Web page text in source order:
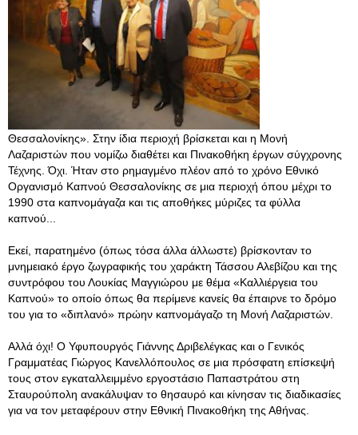
Θεσσαλονίκης». Στην ίδια περιοχή βρίσκεται και η Μονή
Λαζαριστών που νομίζω διαθέτει και Πινακοθήκη έργων σύγχρονης
Τέχνης. Όχι. Ήταν στο ρημαγμένο πλέον από το χρόνο Εθνικό
Οργανισμό Καπνού Θεσσαλονίκης σε μια περιοχή όπου μέχρι το
1990 στα καπνομάγαζα και τις αποθήκες μύριζες τα φύλλα
καπνού...
Εκεί, παρατημένο (όπως τόσα άλλα άλλωστε) βρίσκονταν το
μνημειακό έργο ζωγραφικής του χαράκτη Τάσσου Αλεβίζου και της
συντρόφου του Λουκίας Μαγγιώρου με θέμα «Καλλιέργεια του
Καπνού» το οποίο όπως θα περίμενε κανείς θα έπαιρνε το δρόμο
του για το «διπλανό» πρώην καπνομάγαζο τη Μονή Λαζαριστών.
Αλλά όχι! Ο Υφυπουργός Γιάννης Δριβελέγκας και ο Γενικός
Γραμματέας Γιώργος Κανελλόπουλος σε μια πρόσφατη επίσκεψή
τους στον εγκαταλλειμμένο εργοστάσιο Παπαστράτου στη
Σταυρούπολη ανακάλυψαν το θησαυρό και κίνησαν τις διαδικασίες
για να τον μεταφέρουν στην Εθνική Πινακοθήκη της Αθήνας.